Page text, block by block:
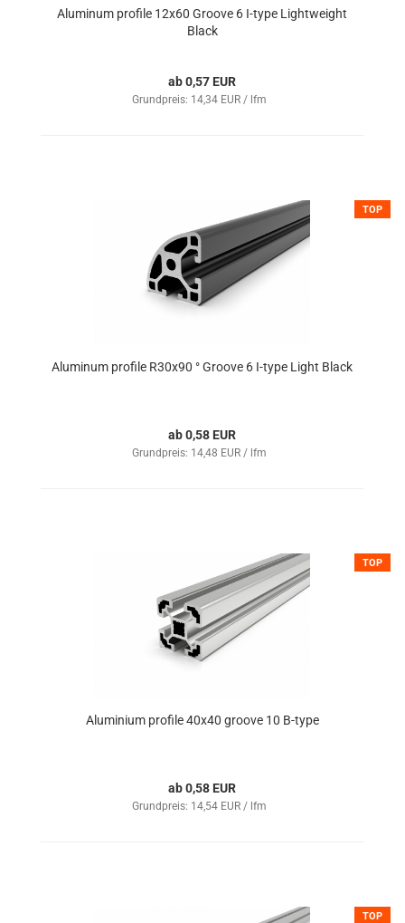
Aluminum profile 12x60 Groove 6 I-type Lightweight
Black
ab 0,57 EUR
Grundpreis: 14,34 EUR / lfm
TOP
Aluminum profile R30x90 ° Groove 6 I-type Light Black
ab 0,58 EUR
Grundpreis: 14,48 EUR / lfm
TOP
Aluminium profile 40x40 groove 10 B-type
ab 0,58 EUR
Grundpreis: 14,54 EUR / lfm
TOP